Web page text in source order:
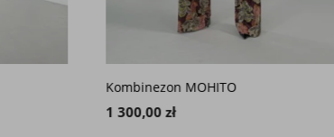
Sukienka